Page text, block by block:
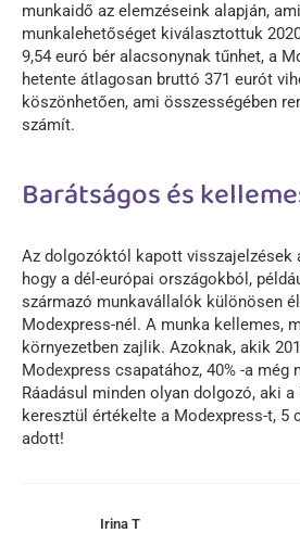
munkaidő az elemzéseink alapján,
munkalehetőséget kiválasztottuk
9,54 euró bér alacsonynak tűnhet, a
hetente átlagosan bruttó 371 eurót
köszönhetően, ami összességében
számít.
Barátságos és
Az dolgozóktól kapott visszajelzések
hogy a dél-európai országokból,
származó munkavállalók különösen
Modexpress-nél. A munka kellemes,
környezetben zajlik. Azoknak, akik
Modexpress csapatához, 40% -a
Ráadásul minden olyan dolgozó, aki a
keresztül értékelte a Modexpress-t, 5
adott!
Irina T